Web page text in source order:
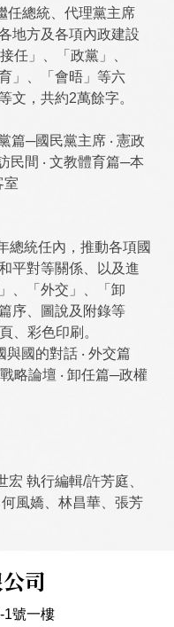
任總統、代理黨主席
地方及各項內政建設
任」、「政黨」、
」、「會晤」等六
文，共約2萬餘字。
篇─國民黨主席 ‧ 憲政
民間 ‧ 文教體育篇─本
室
總統任內，推動各項國
平對等關係、以及進
、「外交」、「卸
序、圖說及附錄等
、彩色印刷。
與國的對話 ‧ 外交篇
略論壇 ‧ 卸任篇─政權
執行編輯/許芳庭、
風嬌、林昌華、張芳
司
1號一樓